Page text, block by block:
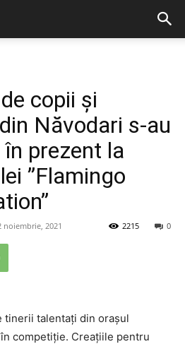
copii și
Năvodari s-au
prezent la
”Flamingo
noiembrie, 2021 0
2215
tinerii talentați din orașul
competiție. Creațiile pentru